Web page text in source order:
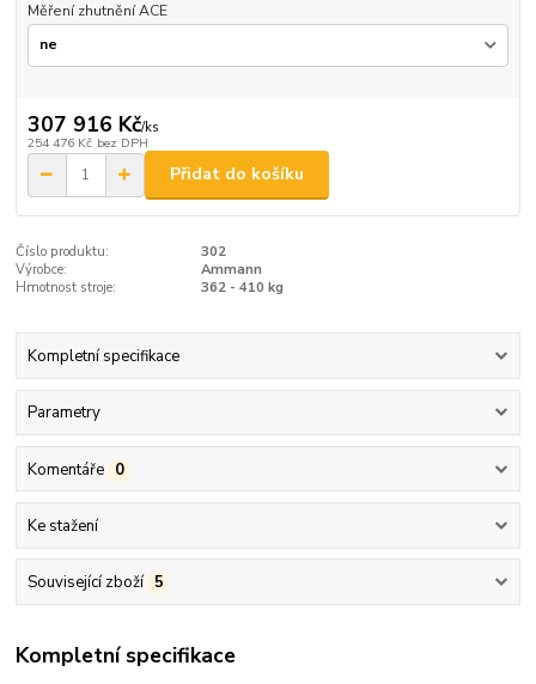
Měření zhutnění ACE
307 916 Kč/ks
254 476 Kč bez DPH
Přidat do košíku
Číslo produktu:
302
Výrobce:
Ammann
Hmotnost stroje:
362 - 410 kg
Kompletní specifikace
Parametry
Komentáře 0
Ke stažení
Související zboží 5
Kompletní specifikace